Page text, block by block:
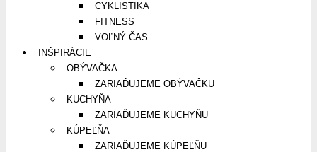
CYKLISTIKA
FITNESS
VOĽNÝ ČAS
INŠPIRÁCIE
OBÝVAČKA
ZARIAĎUJEME OBÝVAČKU
KUCHYŇA
ZARIAĎUJEME KUCHYŇU
KÚPEĽŇA
ZARIAĎUJEME KÚPEĽŇU